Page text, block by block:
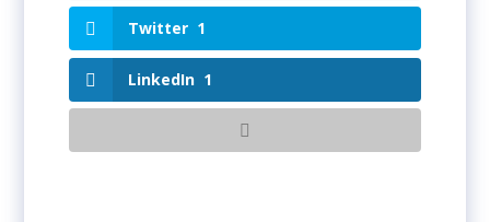
Twitter 1
LinkedIn 1